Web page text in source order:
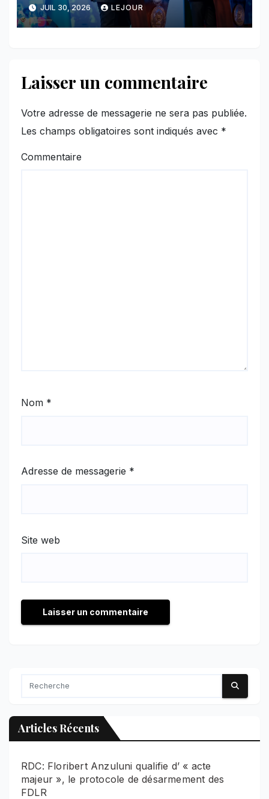
face au Rwanda
JUIL 30, 2026 LEJOUR
Laisser un commentaire
Votre adresse de messagerie ne sera pas publiée.
Les champs obligatoires sont indiqués avec *
Commentaire
Nom *
Adresse de messagerie *
Site web
Articles Récents
RDC: Floribert Anzuluni qualifie d’ « acte
majeur », le protocole de désarmement des
FDLR